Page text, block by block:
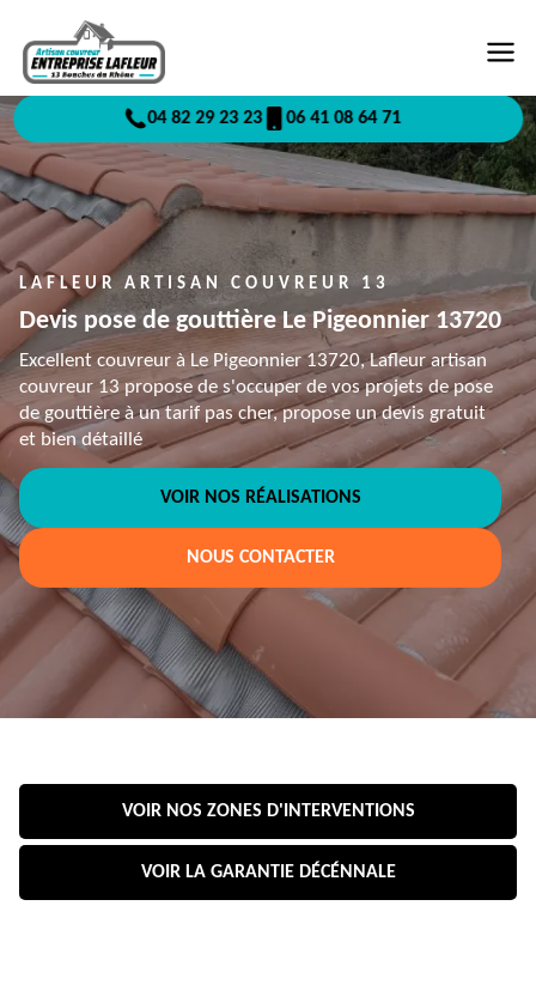
04 82 29 23 23 06 41 08 64 71
LAFLEUR ARTISAN COUVREUR 13
Devis pose de gouttière Le Pigeonnier 13720
Excellent couvreur à Le Pigeonnier 13720, Lafleur artisan
couvreur 13 propose de s'occuper de vos projets de pose
de gouttière à un tarif pas cher, propose un devis gratuit
et bien détaillé
VOIR NOS RÉALISATIONS
NOUS CONTACTER
VOIR NOS ZONES D'INTERVENTIONS
VOIR LA GARANTIE DÉCÉNNALE